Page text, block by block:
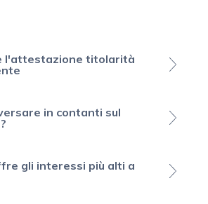
l'attestazione titolarità
in contanti sul
gli interessi più alti a